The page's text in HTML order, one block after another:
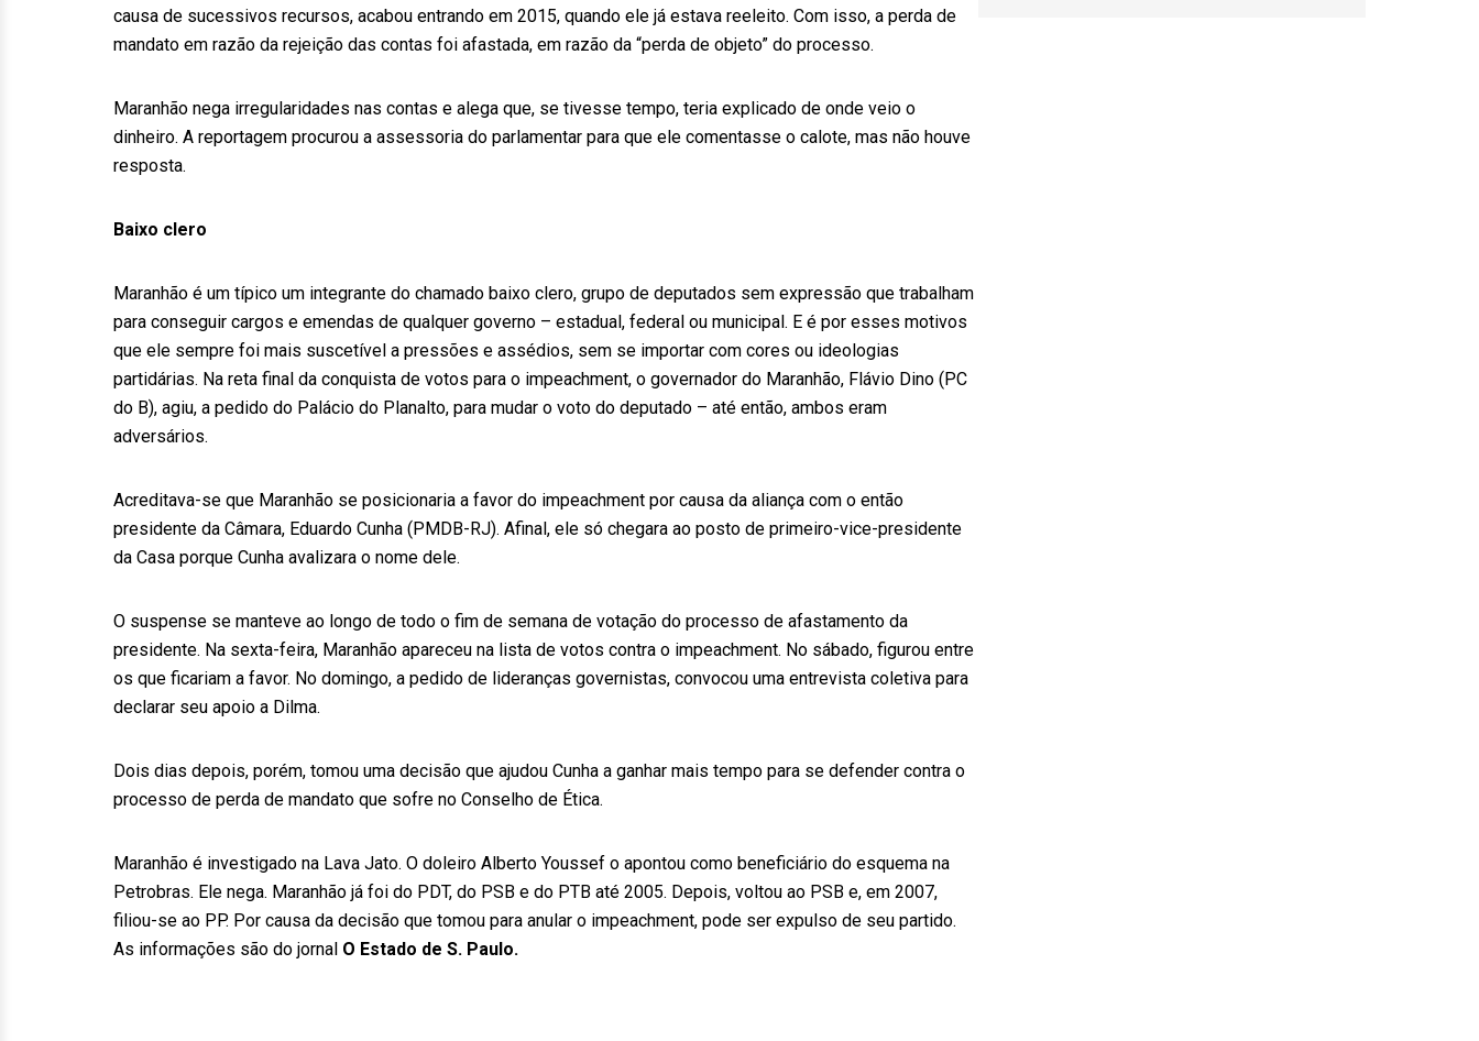
causa de sucessivos recursos, acabou entrando em 2015, quando ele já estava reeleito. Com isso, a perda de
mandato em razão da rejeição das contas foi afastada, em razão da “perda de objeto” do processo.
Maranhão nega irregularidades nas contas e alega que, se tivesse tempo, teria explicado de onde veio o
dinheiro. A reportagem procurou a assessoria do parlamentar para que ele comentasse o calote, mas não houve
resposta.
Baixo clero
Maranhão é um típico um integrante do chamado baixo clero, grupo de deputados sem expressão que trabalham
para conseguir cargos e emendas de qualquer governo – estadual, federal ou municipal. E é por esses motivos
que ele sempre foi mais suscetível a pressões e assédios, sem se importar com cores ou ideologias
partidárias. Na reta final da conquista de votos para o impeachment, o governador do Maranhão, Flávio Dino (PC
do B), agiu, a pedido do Palácio do Planalto, para mudar o voto do deputado – até então, ambos eram
adversários.
Acreditava-se que Maranhão se posicionaria a favor do impeachment por causa da aliança com o então
presidente da Câmara, Eduardo Cunha (PMDB-RJ). Afinal, ele só chegara ao posto de primeiro-vice-presidente
da Casa porque Cunha avalizara o nome dele.
O suspense se manteve ao longo de todo o fim de semana de votação do processo de afastamento da
presidente. Na sexta-feira, Maranhão apareceu na lista de votos contra o impeachment. No sábado, figurou entre
os que ficariam a favor. No domingo, a pedido de lideranças governistas, convocou uma entrevista coletiva para
declarar seu apoio a Dilma.
Dois dias depois, porém, tomou uma decisão que ajudou Cunha a ganhar mais tempo para se defender contra o
processo de perda de mandato que sofre no Conselho de Ética.
Maranhão é investigado na Lava Jato. O doleiro Alberto Youssef o apontou como beneficiário do esquema na
Petrobras. Ele nega. Maranhão já foi do PDT, do PSB e do PTB até 2005. Depois, voltou ao PSB e, em 2007,
filiou-se ao PP. Por causa da decisão que tomou para anular o impeachment, pode ser expulso de seu partido.
As informações são do jornal O Estado de S. Paulo.